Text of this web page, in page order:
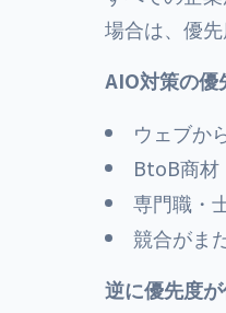
場合は、優先
AIO対策の優
ウェブか
BtoB商材
専門職・
競合がま
逆に優先度